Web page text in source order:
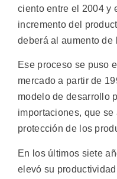
ciento entre el 2004 y
incremento del
deberá al aumento de
Ese proceso se puso
mercado a partir de
modelo de desarrollo
importaciones, que
protección de los
En los últimos siete
elevó su